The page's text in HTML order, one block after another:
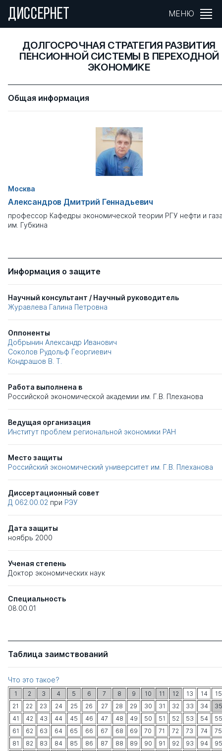
ДИССЕРНЕТ МЕНЮ
ДОЛГОСРОЧНАЯ СТРАТЕГИЯ РАЗВИТИЯ
ПЕНСИОННОЙ СИСТЕМЫ В ПЕРЕХОДНОЙ
ЭКОНОМИКЕ
Общая информация
Москва
Александров Дмитрий Геннадьевич
профессор Кафедры экономической теории РГУ нефти и
им. Губкина
Информация о защите
Научный консультант / Научный руководитель
Журавлева Галина Петровна
Оппоненты
Добрынин Александр Иванович
Соколов Рудольф Георгиевич
Кондрашов В. Т.
Работа выполнена в
Российской экономической академии им. Г.В. Плеханова
Ведущая организация
Институт проблем региональной экономики РАН
Место защиты
Российский экономический университет им. Г.В. Плеханова
Диссертационный совет
Д 062.00.02 при РЭУ
Дата защиты
ноябрь 2000
Ученая степень
Доктор экономических наук
Специальность
08.00.01
Таблица заимствований
Что это такое?
1 2 3 4 5 6 7 8 9 10 11 12 13 14
15
21
22 23 24 25 26 27 28 29 30 31 32 33 34
35
41
42 43 44 45 46 47 48 49 50 51 52 53 54
55
61
62 63 64 65 66 67 68 69 70 71 72 73 74
75
81
82 83 84 85 86 87 88 89 90 91 92 93 94
95